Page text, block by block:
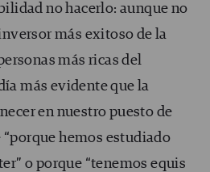
no hacerlo: aunque no
más exitoso de la
más ricas del
más evidente que la
en nuestro puesto de
hemos estudiado
o porque “tenemos equis